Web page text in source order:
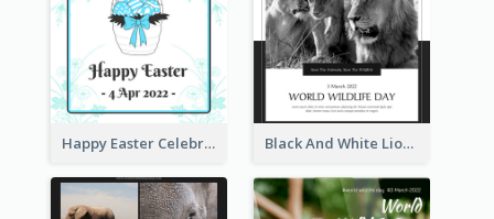
Happy Easter Celebration Instagram Post Black And White Lion World Wildlife Day Instagram Post